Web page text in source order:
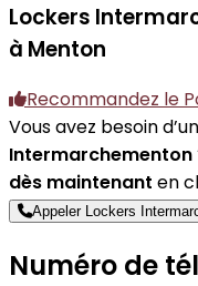
Lockers
à Menton
Recommandez le
Vous avez besoin
Intermarchementon
dès maintenant en
Appeler Lockers
Numéro de